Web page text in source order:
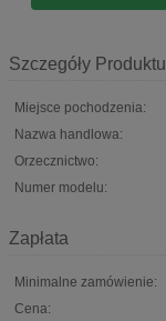
Szczegóły Produktu
Miejsce pochodzenia:
Nazwa handlowa:
Orzecznictwo:
Numer modelu:
Zapłata
Minimalne zamówienie:
Cena: